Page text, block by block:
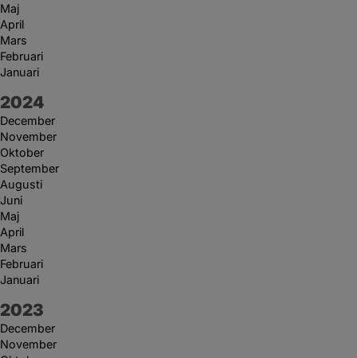
Maj
April
Mars
Februari
Januari
År:
2024
December
November
Oktober
September
Augusti
Juni
Maj
April
Mars
Februari
Januari
År:
2023
December
November